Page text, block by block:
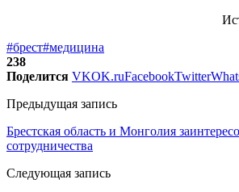
#брест#медицина
238
Поделится VKOK.ruFacebookTwitter
Предыдущая запись
Брестская область и Монголия
сотрудничества
Следующая запись